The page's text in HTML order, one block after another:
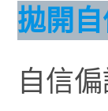
拋開
自信